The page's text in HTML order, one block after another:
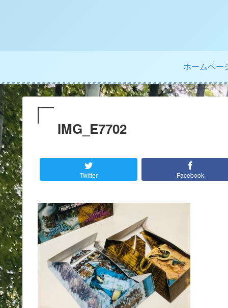
ホームペー
IMG_E7702
Twitter Facebook